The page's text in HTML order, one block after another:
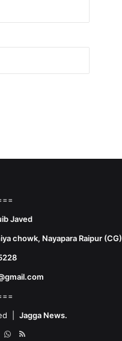
Javed
chowk, Nayapara Raipur (CG)
| Jagga News.
WhatsApp
RSS